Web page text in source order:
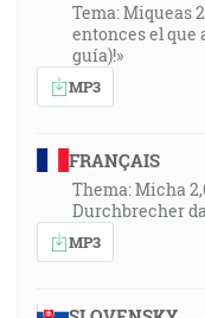
Tema: Miqueas
entonces el que
guía)!»
MP3
FRANÇAIS
Thema: Micha
Durchbrecher
MP3